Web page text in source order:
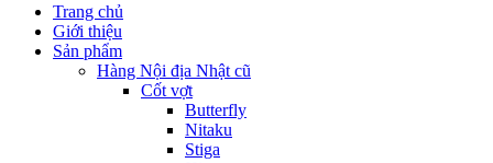
Trang chủ
Giới thiệu
Sản phẩm
Hàng Nội địa Nhật cũ
Cốt vợt
Butterfly
Nitaku
Stiga